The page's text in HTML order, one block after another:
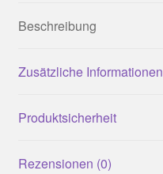
Beschreibung
Zusätzliche Informationen
Produktsicherheit
Rezensionen (0)